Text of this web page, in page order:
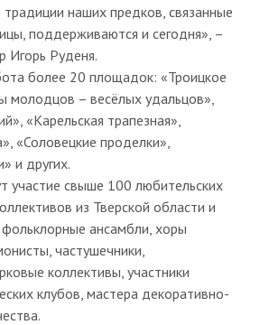
наших предков, связанные
поддерживаются и сегодня», –
Игорь Руденя.
более 20 площадок: «Троицкое
молодцов – весёлых удальцов»,
«Карельская трапезная»,
«Соловецкие проделки»,
и других.
участие свыше 100 любительских
из Тверской области и
ансамбли, хоры
частушечники,
коллективы, участники
клубов, мастера декоративно-